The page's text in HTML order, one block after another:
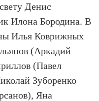
Денис
Илона Бородина. В
Илья Коврижных
(Аркадий
(Павел
Зуборенко
Яна